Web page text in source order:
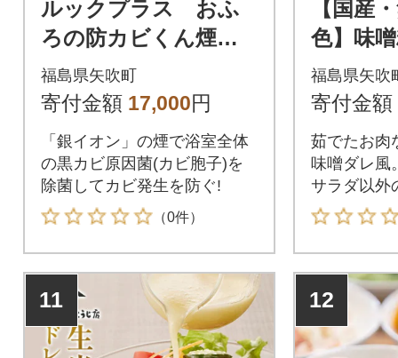
ルックプラス おふ
ろの防カビくん煙剤3
種(フローラル/せっけ
ん/消臭ミント)計9個
福島県矢吹町
寄付金額 17,000円
「銀イオン」の煙で浴室全体
の黒カビ原因菌(カビ胞子)を
除菌してカビ発生を防ぐ!
（0件）
【国産
色】味
ング 老舗糀専門店が
本気で
福島県矢吹
寄付金額
茹でたお肉
味噌ダレ風
サラダ以外
だけでOK!
11 12